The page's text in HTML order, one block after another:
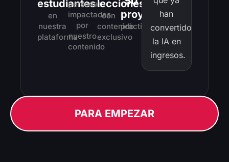
estudiantes
en
nuestra
plataforma
personas
impactadas
por
nuestro
contenido
lecciones
con
contenido
exclusivo
proyectos
práctico
han
convertido
la IA en
ingresos.
PARA EMPEZAR